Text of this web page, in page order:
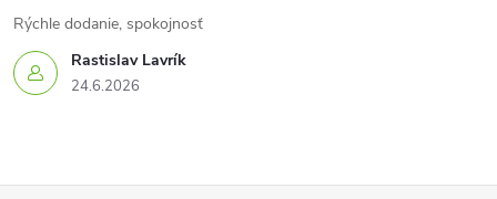
Rastislav Lavrík
24.6.2026
Rýchle dodanie, spokojnosť